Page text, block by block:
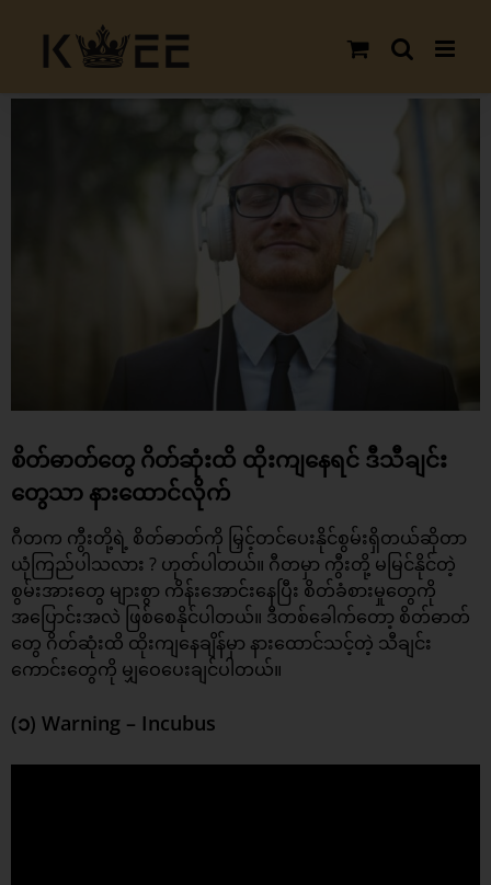
content
စိတ်ဓာတ်တွေ ဂိတ်ဆုံးထိ ထိုးကျနေရင် ဒီသီချင်း
တွေသာ နားထောင်လိုက်
ဂီတက ကွီးတို့ရဲ့ စိတ်ဓာတ်ကို မြှင့်တင်ပေးနိုင်စွမ်းရှိတယ်ဆိုတာ
ယုံကြည်ပါသလား ? ဟုတ်ပါတယ်။ ဂီတမှာ ကွီးတို့ မမြင်နိုင်တဲ့
စွမ်းအားတွေ များစွာ ကိန်းအောင်းနေပြီး စိတ်ခံစားမှုတွေကို
အပြောင်းအလဲ ဖြစ်စေနိုင်ပါတယ်။ ဒီတစ်ခေါက်တော့ စိတ်ဓာတ်
တွေ ဂိတ်ဆုံးထိ ထိုးကျနေချိန်မှာ နားထောင်သင့်တဲ့ သီချင်း
ကောင်းတွေကို မျှဝေပေးချင်ပါတယ်။
(၁) Warning – Incubus